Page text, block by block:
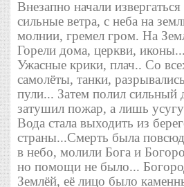
Внезапно начали
сильные ветра, с неба на
молнии, гремел гром. На
Горели дома, церкви,
Ужасные крики, плач.. Со
самолёты, танки,
пули... Затем полил сильный
затушил пожар, а лишь
Вода стала выходить из
страны...Смерть была
в небо, молили Бога и
но помощи не было...
Землёй, её лицо было